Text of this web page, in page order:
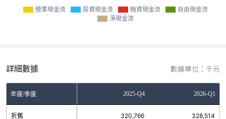
營業現金流 投資現金流 融資現金流
自由現金流
淨現金流
詳細數據 數據單位：千元
年度/季度 2025-Q4 2026-Q1
折舊 320,766 328,514